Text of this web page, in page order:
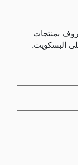
بمنتجات
البسكويت.